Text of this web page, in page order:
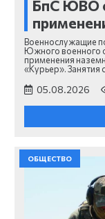
БпС ЮВО
Военнослужащие
Южного военного
применения
«Курьер». Занятия
05.08.2026
ОБЩЕСТВО